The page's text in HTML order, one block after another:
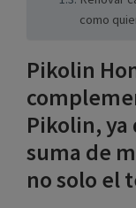
vivas
Pikolin
Pikolin,
suma de
cosas, no
colchón